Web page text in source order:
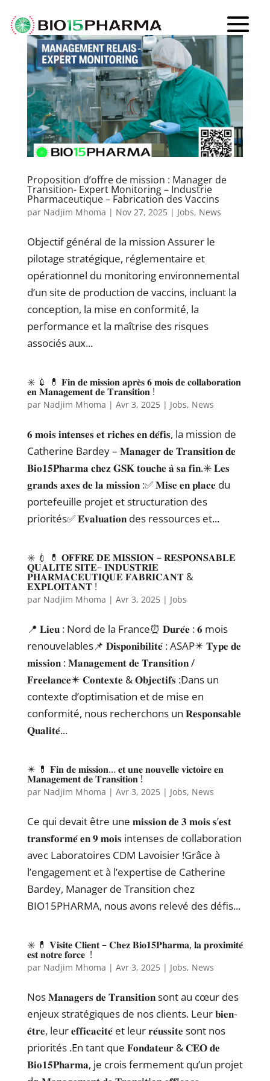
Proposition d’offre de mission : Manager de
Transition- Expert Monitoring – Industrie
Pharmaceutique – Fabrication des Vaccins
par Nadjim Mhoma | Nov 27, 2025| Jobs, News
Objectif général de la mission Assurer le
pilotage stratégique, réglementaire et
opérationnel du monitoring environnemental
d’un site de production de vaccins, incluant la
conception, la mise en conformité, la
performance et la maîtrise des risques
associés aux...
✳️ 💉 💊 𝐅𝐢𝐧 𝐝𝐞 𝐦𝐢𝐬𝐬𝐢𝐨𝐧 𝐚𝐩𝐫𝐞̀𝐬 𝟔 𝐦𝐨𝐢𝐬 𝐝𝐞 𝐜𝐨𝐥𝐥𝐚𝐛𝐨𝐫𝐚𝐭𝐢𝐨𝐧
𝐞𝐧 𝐌𝐚𝐧𝐚𝐠𝐞𝐦𝐞𝐧𝐭 𝐝𝐞 𝐓𝐫𝐚𝐧𝐬𝐢𝐭𝐢𝐨𝐧 !
par Nadjim Mhoma | Avr 3, 2025| Jobs, News
𝟔 𝐦𝐨𝐢𝐬 𝐢𝐧𝐭𝐞𝐧𝐬𝐞𝐬 𝐞𝐭 𝐫𝐢𝐜𝐡𝐞𝐬 𝐞𝐧 𝐝𝐞́𝐟𝐢𝐬, la mission de
Catherine Bardey – 𝐌𝐚𝐧𝐚𝐠𝐞𝐫 𝐝𝐞 𝐓𝐫𝐚𝐧𝐬𝐢𝐭𝐢𝐨𝐧 𝐝𝐞
𝐁𝐢𝐨𝟏𝟓𝐏𝐡𝐚𝐫𝐦𝐚 𝐜𝐡𝐞𝐳 𝐆𝐒𝐊 𝐭𝐨𝐮𝐜𝐡𝐞 𝐚̀ 𝐬𝐚 𝐟𝐢𝐧.✳️ 𝐋𝐞𝐬
𝐠𝐫𝐚𝐧𝐝𝐬 𝐚𝐱𝐞𝐬 𝐝𝐞 𝐥𝐚 𝐦𝐢𝐬𝐬𝐢𝐨𝐧 :✅ 𝐌𝐢𝐬𝐞 𝐞𝐧 𝐩𝐥𝐚𝐜𝐞 du
portefeuille projet et structuration des
priorités✅ 𝐄́𝐯𝐚𝐥𝐮𝐚𝐭𝐢𝐨𝐧 des ressources et...
✳️ 💉 💊 𝐎𝐅𝐅𝐑𝐄 𝐃𝐄 𝐌𝐈𝐒𝐒𝐈𝐎𝐍 – 𝐑𝐄𝐒𝐏𝐎𝐍𝐒𝐀𝐁𝐋𝐄
𝐐𝐔𝐀𝐋𝐈𝐓𝐄́ 𝐒𝐈𝐓𝐄– 𝐈𝐍𝐃𝐔𝐒𝐓𝐑𝐈𝐄
𝐏𝐇𝐀𝐑𝐌𝐀𝐂𝐄𝐔𝐓𝐈𝐐𝐔𝐄 𝐅𝐀𝐁𝐑𝐈𝐂𝐀𝐍𝐓 &
𝐄𝐗𝐏𝐋𝐎𝐈𝐓𝐀𝐍𝐓 !
par Nadjim Mhoma | Avr 3, 2025| Jobs
📍 𝐋𝐢𝐞𝐮 : Nord de la France⏰ 𝐃𝐮𝐫𝐞́𝐞 : 𝟔 mois
renouvelables📌 𝐃𝐢𝐬𝐩𝐨𝐧𝐢𝐛𝐢𝐥𝐢𝐭𝐞́ : ASAP✴️ 𝐓𝐲𝐩𝐞 𝐝𝐞
𝐦𝐢𝐬𝐬𝐢𝐨𝐧 : 𝐌𝐚𝐧𝐚𝐠𝐞𝐦𝐞𝐧𝐭 𝐝𝐞 𝐓𝐫𝐚𝐧𝐬𝐢𝐭𝐢𝐨𝐧 /
𝐅𝐫𝐞𝐞𝐥𝐚𝐧𝐜𝐞✴️ 𝐂𝐨𝐧𝐭𝐞𝐱𝐭𝐞 & 𝐎𝐛𝐣𝐞𝐜𝐭𝐢𝐟𝐬 :Dans un
contexte d’optimisation et de mise en
conformité, nous recherchons un 𝐑𝐞𝐬𝐩𝐨𝐧𝐬𝐚𝐛𝐥𝐞
𝐐𝐮𝐚𝐥𝐢𝐭𝐞́...
✴️ 💊 𝐅𝐢𝐧 𝐝𝐞 𝐦𝐢𝐬𝐬𝐢𝐨𝐧… 𝐞𝐭 𝐮𝐧𝐞 𝐧𝐨𝐮𝐯𝐞𝐥𝐥𝐞 𝐯𝐢𝐜𝐭𝐨𝐢𝐫𝐞 𝐞𝐧
𝐌𝐚𝐧𝐚𝐠𝐞𝐦𝐞𝐧𝐭 𝐝𝐞 𝐓𝐫𝐚𝐧𝐬𝐢𝐭𝐢𝐨𝐧 !
par Nadjim Mhoma | Avr 3, 2025| Jobs, News
Ce qui devait être une 𝐦𝐢𝐬𝐬𝐢𝐨𝐧 𝐝𝐞 𝟑 𝐦𝐨𝐢𝐬 𝐬’𝐞𝐬𝐭
𝐭𝐫𝐚𝐧𝐬𝐟𝐨𝐫𝐦𝐞́ 𝐞𝐧 𝟗 𝐦𝐨𝐢𝐬 intenses de collaboration
avec Laboratoires CDM Lavoisier !Grâce à
l’engagement et à l’expertise de Catherine
Bardey, Manager de Transition chez
BIO15PHARMA, nous avons relevé des défis...
✳️ 💊 𝐕𝐢𝐬𝐢𝐭𝐞 𝐂𝐥𝐢𝐞𝐧𝐭 – 𝐂𝐡𝐞𝐳 𝐁𝐢𝐨𝟏𝟓𝐏𝐡𝐚𝐫𝐦𝐚, 𝐥𝐚 𝐩𝐫𝐨𝐱𝐢𝐦𝐢𝐭𝐞́
𝐞𝐬𝐭 𝐧𝐨𝐭𝐫𝐞 𝐟𝐨𝐫𝐜𝐞 !
par Nadjim Mhoma | Avr 3, 2025| Jobs, News
Nos 𝐌𝐚𝐧𝐚𝐠𝐞𝐫𝐬 𝐝𝐞 𝐓𝐫𝐚𝐧𝐬𝐢𝐭𝐢𝐨𝐧 sont au cœur des
enjeux stratégiques de nos clients. Leur 𝐛𝐢𝐞𝐧-
𝐞̂𝐭𝐫𝐞, leur 𝐞𝐟𝐟𝐢𝐜𝐚𝐜𝐢𝐭𝐞́ et leur 𝐫𝐞́𝐮𝐬𝐬𝐢𝐭𝐞 sont nos
priorités .En tant que 𝐅𝐨𝐧𝐝𝐚𝐭𝐞𝐮𝐫 & 𝐂𝐄𝐎 𝐝𝐞
𝐁𝐢𝐨𝟏𝟓𝐏𝐡𝐚𝐫𝐦𝐚, je crois fermement qu’un projet